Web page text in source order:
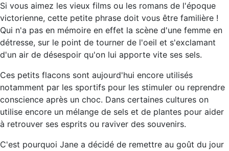
Si vous aimez les vieux films ou les romans de l'époque
victorienne, cette petite phrase doit vous être familière !
Qui n'a pas en mémoire en effet la scène d'une femme en
détresse, sur le point de tourner de l'oeil et s'exclamant
d'un air de désespoir qu'on lui apporte vite ses sels.
Ces petits flacons sont aujourd'hui encore utilisés
notamment par les sportifs pour les stimuler ou reprendre
conscience après un choc. Dans certaines cultures on
utilise encore un mélange de sels et de plantes pour aider
à retrouver ses esprits ou raviver des souvenirs.
C'est pourquoi Jane a décidé de remettre au goût du jour